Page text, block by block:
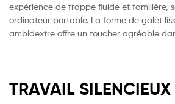
expérience de frappe fluide et familière,
ordinateur portable. La forme de galet
ambidextre offre un toucher agréable
TRAVAIL SILENCIEUX